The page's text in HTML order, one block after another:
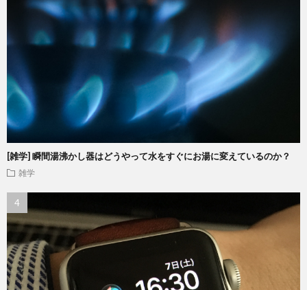
[雑学] 瞬間湯沸かし器はどうやって水をすぐにお湯に変えているのか？
雑学